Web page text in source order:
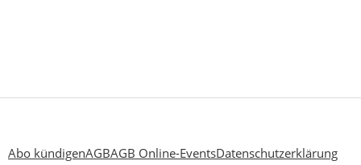
Abo kündigenAGBAGB Online-EventsDatenschutzerklärung